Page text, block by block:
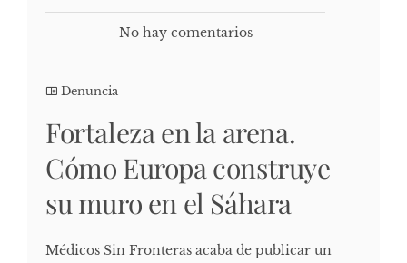
No hay comentarios
Denuncia
Fortaleza en la arena.
Cómo Europa construye
su muro en el Sáhara
Médicos Sin Fronteras acaba de publicar un